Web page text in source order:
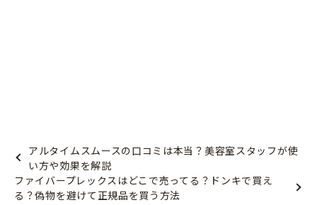
アルタイムスムースの口コミは本当？美容室スタッフが使
い方や効果を解説
ファイバープレックスはどこで売ってる？ドンキで買え
る？偽物を避けて正規品を買う方法